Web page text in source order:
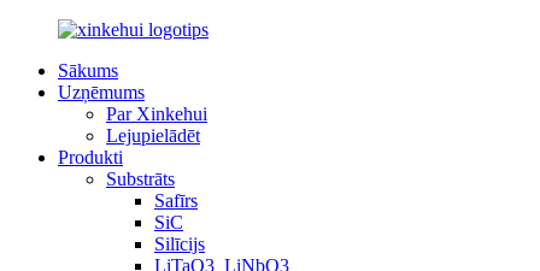
Sākums
Uzņēmums
Par Xinkehui
Lejupielādēt
Produkti
Substrāts
Safīrs
SiC
Silīcijs
LiTaO3_LiNbO3